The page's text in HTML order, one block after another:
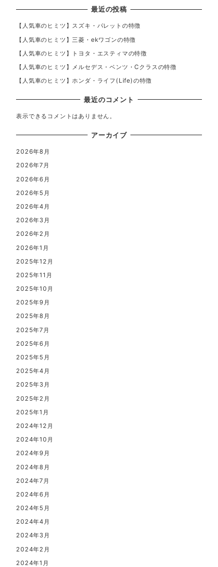
最近の投稿
【人気車のヒミツ】スズキ・パレットの特徴
【人気車のヒミツ】三菱・ekワゴンの特徴
【人気車のヒミツ】トヨタ・エスティマの特徴
【人気車のヒミツ】メルセデス・ベンツ・Cクラスの特徴
【人気車のヒミツ】ホンダ・ライフ(Life)の特徴
最近のコメント
表示できるコメントはありません。
アーカイブ
2026年8月
2026年7月
2026年6月
2026年5月
2026年4月
2026年3月
2026年2月
2026年1月
2025年12月
2025年11月
2025年10月
2025年9月
2025年8月
2025年7月
2025年6月
2025年5月
2025年4月
2025年3月
2025年2月
2025年1月
2024年12月
2024年10月
2024年9月
2024年8月
2024年7月
2024年6月
2024年5月
2024年4月
2024年3月
2024年2月
2024年1月